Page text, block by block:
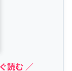
読む ／